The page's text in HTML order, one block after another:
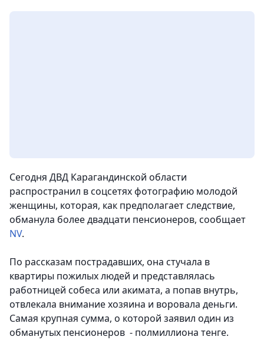
Сегодня ДВД Карагандинской области
распространил в соцсетях фотографию молодой
женщины, которая, как предполагает следствие,
обманула более двадцати пенсионеров, сообщает
NV.
По рассказам пострадавших, она стучала в
квартиры пожилых людей и представлялась
работницей собеса или акимата, а попав внутрь,
отвлекала внимание хозяина и воровала деньги.
Самая крупная сумма, о которой заявил один из
обманутых пенсионеров - полмиллиона тенге.